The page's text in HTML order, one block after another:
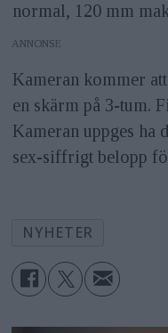
normal, 120 mm
ANNONS
Kameran kommer
en skärm på 3-tum.
Kameran uppges ha
sex-siffrigt belopp
NYHETER